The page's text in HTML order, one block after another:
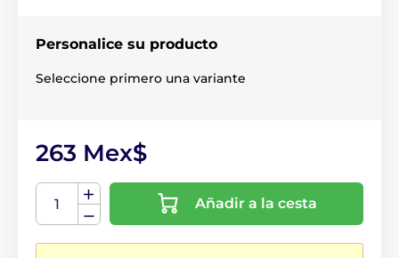
Personalice su producto
Seleccione primero una variante
263 Mex$
Añadir a la cesta